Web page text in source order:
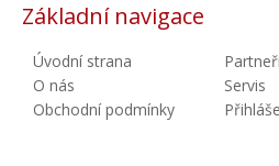
Základní navigace
Úvodní strana
O nás
Obchodní podmínky
Partneři
Servis